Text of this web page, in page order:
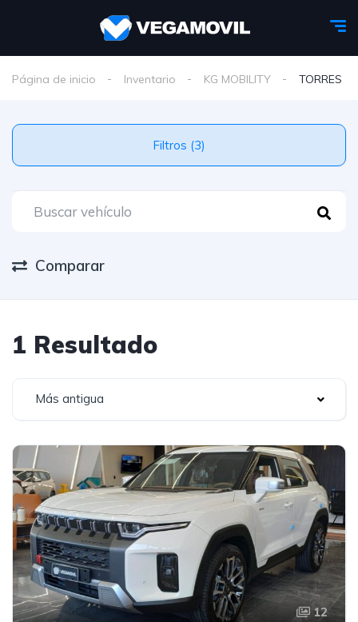
Página de inicio Inventario KG MOBILITY TORRES
Filtros (3)
Comparar
1 Resultado
Más antigua
12